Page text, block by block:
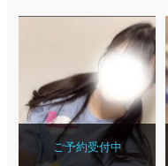
ご予約受付中